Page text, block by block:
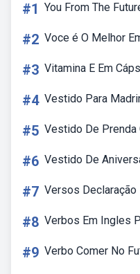
#1 You From The
#2 Voce é O Melhor
#3 Vitamina E Em
#4 Vestido Para
#5 Vestido De Prenda
#6 Vestido De
#7 Versos Declaração
#8 Verbos Em Ingles
#9 Verbo Comer No